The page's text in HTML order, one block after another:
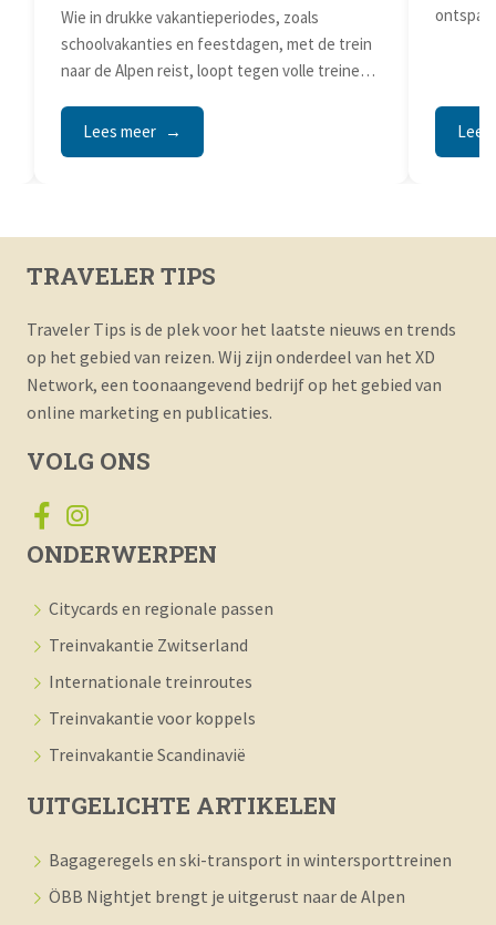
Wie in drukke vakantieperiodes, zoals
schoolvakanties en feestdagen, met de trein
naar de Alpen reist, loopt tegen volle treinen,
Lees meer
Lees
TRAVELER TIPS
Traveler Tips is de plek voor het laatste nieuws en trends
op het gebied van reizen. Wij zijn onderdeel van het XD
Network, een toonaangevend bedrijf op het gebied van
online marketing en publicaties.
VOLG ONS
ONDERWERPEN
Citycards en regionale passen
Treinvakantie Zwitserland
Internationale treinroutes
Treinvakantie voor koppels
Treinvakantie Scandinavië
UITGELICHTE ARTIKELEN
Bagageregels en ski-transport in wintersporttreinen
ÖBB Nightjet brengt je uitgerust naar de Alpen